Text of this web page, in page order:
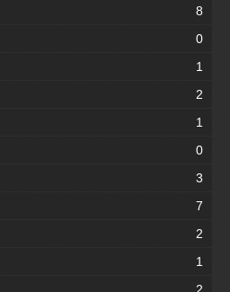
8
0
1
2
1
0
3
7
2
1
2